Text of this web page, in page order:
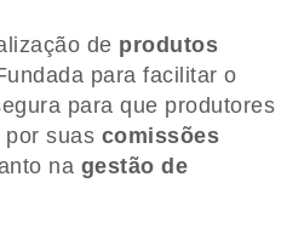
de produtos
para facilitar o
para que produtores
por suas comissões
na gestão de